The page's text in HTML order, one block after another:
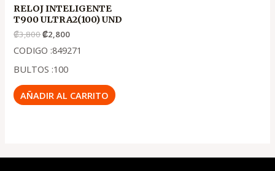
RELOJ INTELIGENTE
T900 ULTRA2(100) UND
₡3,800₡2,800
CODIGO :849271
BULTOS :100
AÑADIR AL CARRITO